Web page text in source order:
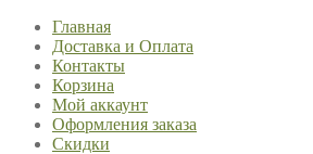
Главная
Доставка и Оплата
Контакты
Корзина
Мой аккаунт
Оформления заказа
Скидки